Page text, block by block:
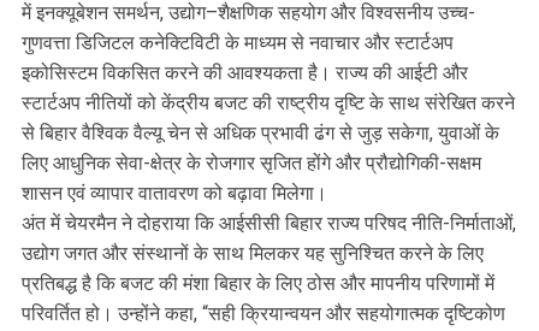
में इनक्यूबेशन समर्थन, उद्योग–शैक्षणिक सहयोग और विश्वसनीय उच्च-
गुणवत्ता डिजिटल कनेक्टिविटी के माध्यम से नवाचार और स्टार्टअप
इकोसिस्टम विकसित करने की आवश्यकता है। राज्य की आईटी और
स्टार्टअप नीतियों को केंद्रीय बजट की राष्ट्रीय दृष्टि के साथ संरेखित करने
से बिहार वैश्विक वैल्यू चेन से अधिक प्रभावी ढंग से जुड़ सकेगा, युवाओं के
लिए आधुनिक सेवा-क्षेत्र के रोजगार सृजित होंगे और प्रौद्योगिकी-सक्षम
शासन एवं व्यापार वातावरण को बढ़ावा मिलेगा।
अंत में चेयरमैन ने दोहराया कि आईसीसी बिहार राज्य परिषद नीति-निर्माताओं,
उद्योग जगत और संस्थानों के साथ मिलकर यह सुनिश्चित करने के लिए
प्रतिबद्ध है कि बजट की मंशा बिहार के लिए ठोस और मापनीय परिणामों में
परिवर्तित हो। उन्होंने कहा, “सही क्रियान्वयन और सहयोगात्मक दृष्टिकोण